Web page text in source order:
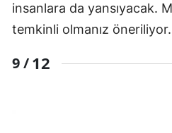
insanlara da yansıyacak.
temkinli olmanız öneriliyor.
9 /12